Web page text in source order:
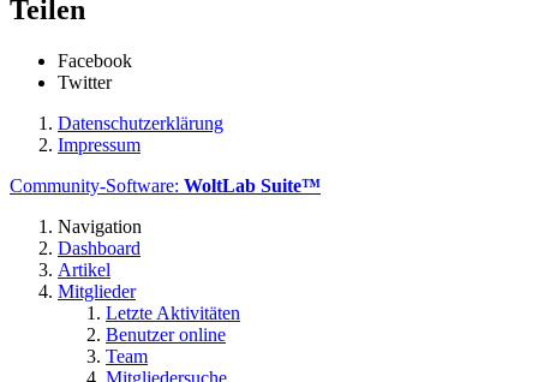
Teilen
Facebook
Twitter
Datenschutzerklärung
Impressum
Community-Software: WoltLab Suite™
Navigation
Dashboard
Artikel
Mitglieder
Letzte Aktivitäten
Benutzer online
Team
Mitgliedersuche